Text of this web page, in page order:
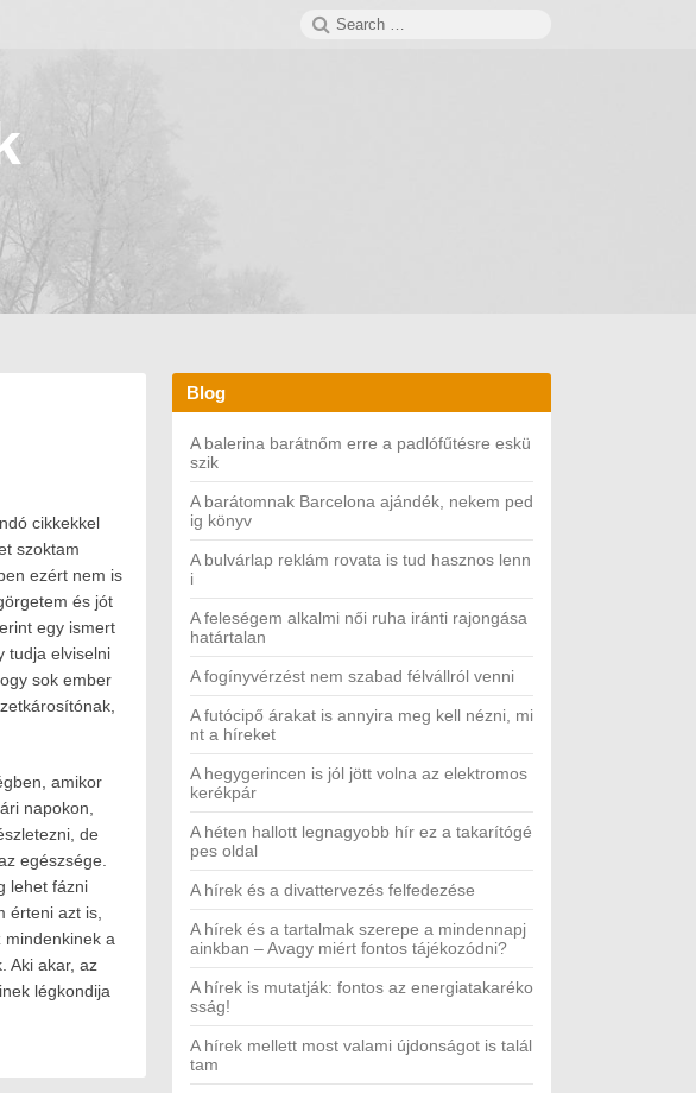
Search
cikkekkel
szoktam
ezért nem is
és jót
egy ismert
tudja elviselni
sok ember
amikor
napokon,
de
egészsége.
lehet fázni
érteni azt is,
a
Aki akar, az
légkondija
Blog
A balerina barátnőm erre a padlófűtésre eskü
szik
A barátomnak Barcelona ajándék, nekem ped
ig könyv
A bulvárlap reklám rovata is tud hasznos lenn
i
A feleségem alkalmi női ruha iránti rajongása
határtalan
A fogínyvérzést nem szabad félvállról venni
A futócipő árakat is annyira meg kell nézni, mi
nt a híreket
A hegygerincen is jól jött volna az elektromos
kerékpár
A héten hallott legnagyobb hír ez a takarítógé
pes oldal
A hírek és a divattervezés felfedezése
A hírek és a tartalmak szerepe a mindennapj
ainkban – Avagy miért fontos tájékozódni?
A hírek is mutatják: fontos az energiatakaréko
sság!
A hírek mellett most valami újdonságot is talál
tam